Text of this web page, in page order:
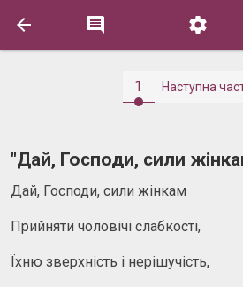
  
1 Наступна
"Дай, Господи, сили
Дай, Господи, сили жінкам
Прийняти чоловічі слабкості,
Їхню зверхність і нерішучість,